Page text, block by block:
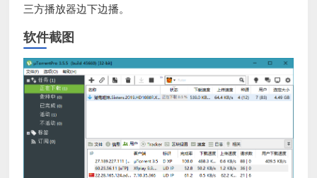
三方播放器边下边播。
软件截图